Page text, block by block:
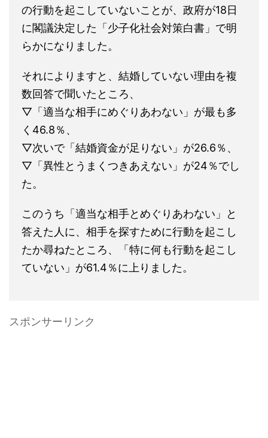
の行動を起こしていないことが、政府が18日
に閣議決定した「少子化社会対策白書」で明
らかになりました。
それによりますと、結婚していない理由を複
数回答で聞いたところ、
▽「適当な相手にめぐりあわない」が最も多
く46.8％、
▽次いで「結婚資金が足りない」が26.6％、
▽「異性とうまくつきあえない」が24％でし
た。
このうち「適当な相手とめぐりあわない」と
答えた人に、相手を探すために行動を起こし
たか尋ねたところ、「特に何も行動を起こし
ていない」が61.4％に上りました。
スポンサーリンク